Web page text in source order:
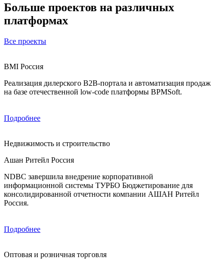
Больше проектов на различных
платформах
Все проекты
BMI Россия
Реализация дилерского B2B-портала и автоматизация продаж
на базе отечественной low-code платформы BPMSoft.
Подробнее
Недвижимость и строительство
Ашан Ритейл Россия
NDBC завершила внедрение корпоративной
информационной системы ТУРБО Бюджетирование для
консолидированной отчетности компании АШАН Ритейл
Россия.
Подробнее
Оптовая и розничная торговля